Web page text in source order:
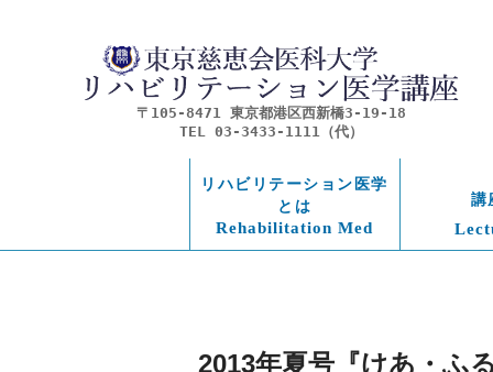
〒105-8471 東京都港区西新橋3-19-18
TEL 03-3433-1111（代）
リハビリテーション医学
とは
Rehabilitation Med
講
2013年夏号『けあ・ふ